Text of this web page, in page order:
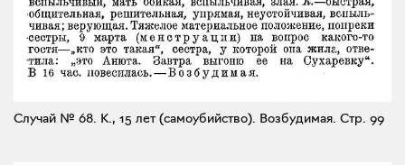
Случай № 68. К., 15 лет (самоубийство). Возбудимая. Стр. 99